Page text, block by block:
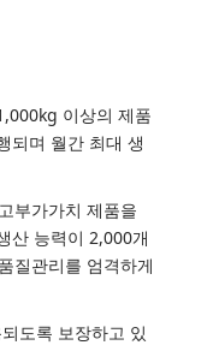
이상의 제품
되며 월간 최대 생
부가가치 제품을
산 능력이 2,000개
질관리를 엄격하게
도록 보장하고 있